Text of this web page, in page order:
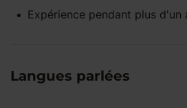
Expérience pendant plus d'un
Langues parlées